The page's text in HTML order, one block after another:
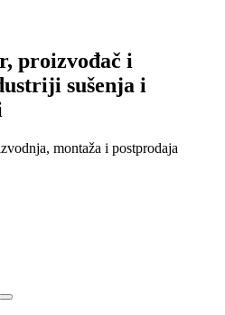
proizvođač i
sušenja i
montaža i postprodaja